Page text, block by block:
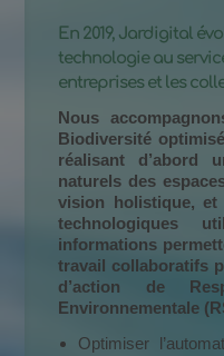
En 2019, Jardigital
technologie au
entreprises et les
Nous
Biodiversité
réalisant d’abord
naturels des
vision holistique,
technologiques
informations
travail collaboratifs
d’action de
Environnementale
Optimiser